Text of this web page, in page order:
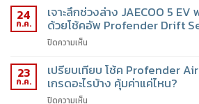
24
ก.ค.
เจาะลึกช่วงล่าง JAECOO 5
ด้วยโช้คอัพ Profender Drift
ปิดความเห็น
23
ก.ค.
เปรียบเทียบ โช้ค Profender
เกรดอะไรบ้าง คุ้มค่าแค่ไหน?
ปิดความเห็น